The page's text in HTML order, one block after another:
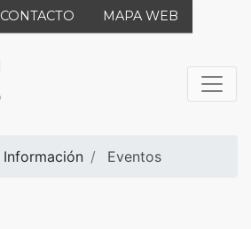
CONTACTO MAPA WEB
Información Eventos